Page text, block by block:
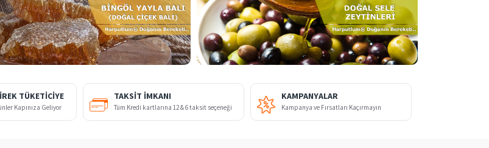
TÜKETİCİYE
Kapınıza Geliyor
TAKSIT İMKANI
Tüm Kredi kartlarına 12 & 6 taksit seçeneği
KAMPANYALAR
Kampanya ve Fırsatları Kaçırmayın